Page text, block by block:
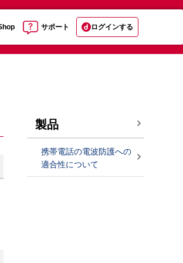
サポート ログインする
製品
携帯電話の電波防護への
適合性について